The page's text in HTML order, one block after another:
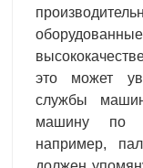
это может
службы
машину по
например,